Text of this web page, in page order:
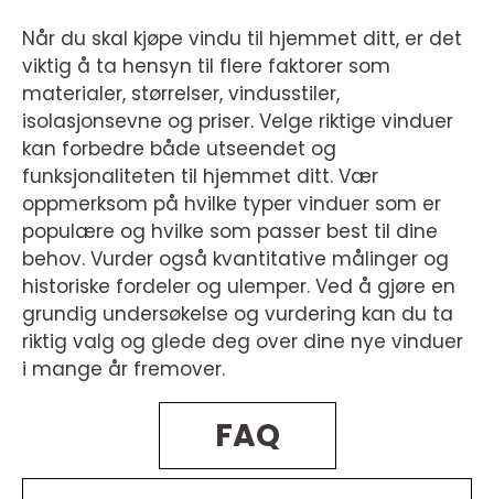
Når du skal kjøpe vindu til hjemmet ditt, er det
viktig å ta hensyn til flere faktorer som
materialer, størrelser, vindusstiler,
isolasjonsevne og priser. Velge riktige vinduer
kan forbedre både utseendet og
funksjonaliteten til hjemmet ditt. Vær
oppmerksom på hvilke typer vinduer som er
populære og hvilke som passer best til dine
behov. Vurder også kvantitative målinger og
historiske fordeler og ulemper. Ved å gjøre en
grundig undersøkelse og vurdering kan du ta
riktig valg og glede deg over dine nye vinduer
i mange år fremover.
FAQ